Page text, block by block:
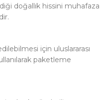
doğallık hissini muhafaza
için uluslararası
paketleme